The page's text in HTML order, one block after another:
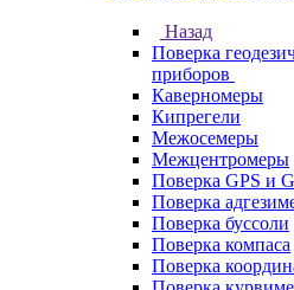
Назад
Поверка
приборов
Каверномеры
Кипрегели
Межосемеры
Межцентромеры
Поверка GPS и
Поверка
Поверка буссоли
Поверка компаса
Поверка